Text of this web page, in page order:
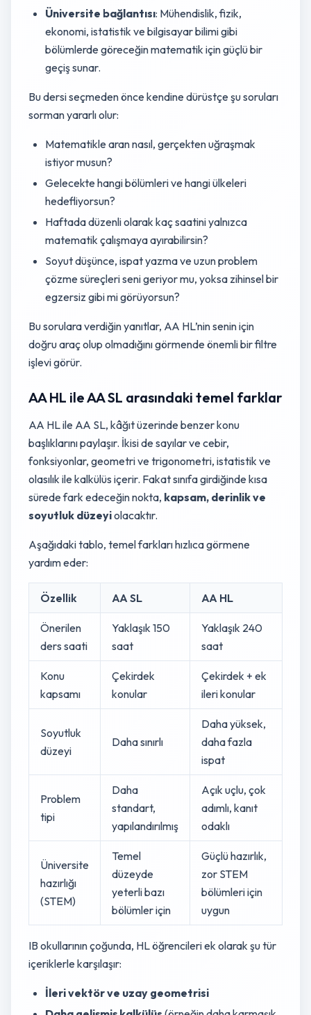
Üniversite bağlantısı: Mühendislik, fizik,
ekonomi, istatistik ve bilgisayar bilimi gibi
bölümlerde göreceğin matematik için güçlü bir
geçiş sunar.
Bu dersi seçmeden önce kendine dürüstçe şu soruları
sorman yararlı olur:
Matematikle aran nasıl, gerçekten uğraşmak
istiyor musun?
Gelecekte hangi bölümleri ve hangi ülkeleri
hedefliyorsun?
Haftada düzenli olarak kaç saatini yalnızca
matematik çalışmaya ayırabilirsin?
Soyut düşünce, ispat yazma ve uzun problem
çözme süreçleri seni geriyor mu, yoksa zihinsel bir
egzersiz gibi mi görüyorsun?
Bu sorulara verdiğin yanıtlar, AA HL’nin senin için
doğru araç olup olmadığını görmende önemli bir filtre
işlevi görür.
AA HL ile AA SL arasındaki temel farklar
AA HL ile AA SL, kâğıt üzerinde benzer konu
başlıklarını paylaşır. İkisi de sayılar ve cebir,
fonksiyonlar, geometri ve trigonometri, istatistik ve
olasılık ile kalkülüs içerir. Fakat sınıfa girdiğinde kısa
sürede fark edeceğin nokta, kapsam, derinlik ve
soyutluk düzeyiolacaktır.
Aşağıdaki tablo, temel farkları hızlıca görmene
yardım eder:
Özellik AA SL AA HL
Önerilen
ders saati
Yaklaşık 150
saat
Yaklaşık 240
saat
Konu
kapsamı
Çekirdek
konular
Çekirdek + ek
ileri konular
Soyutluk
düzeyi
Daha sınırlı
Daha yüksek,
daha fazla
ispat
Problem
tipi
Daha
standart,
yapılandırılmış
Açık uçlu, çok
adımlı, kanıt
odaklı
Üniversite
hazırlığı
(STEM)
Temel
düzeyde
yeterli bazı
bölümler için
Güçlü hazırlık,
zor STEM
bölümleri için
uygun
IB okullarının çoğunda, HL öğrencileri ek olarak şu tür
içeriklerle karşılaşır:
İleri vektör ve uzay geometrisi